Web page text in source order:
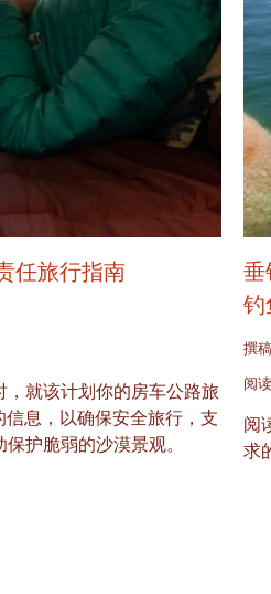
任旅行指南
，就该计划你的房车公路旅
息，以确保安全旅行，支
护脆弱的沙漠景观。
垂
钓
撰
阅
阅
求